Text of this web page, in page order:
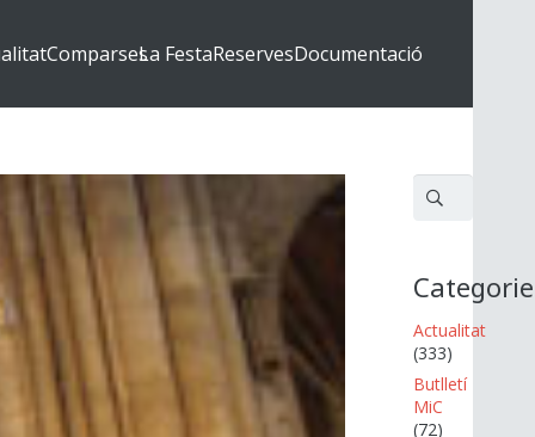
ComparsesLa FestaReservesDocumentació
Cerca:
Actualitat
(333)
Butlletí
MiC
(72)